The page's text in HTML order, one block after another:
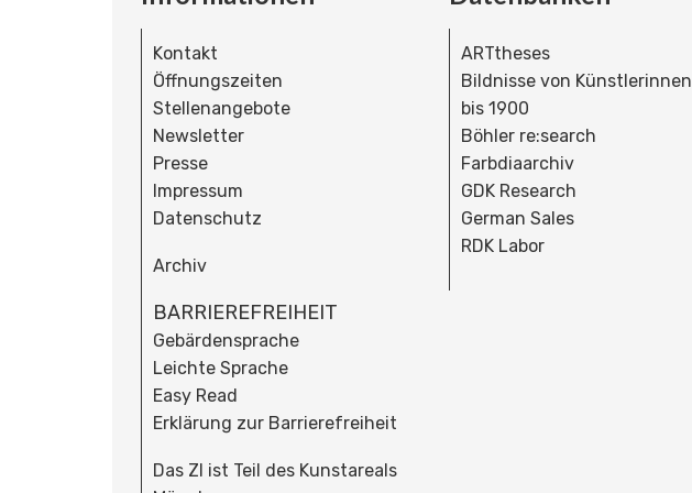
Kontakt
Öffnungszeiten
Stellenangebote
Newsletter
Presse
Impressum
Datenschutz
Archiv
BARRIEREFREIHEIT
Gebärdensprache
Leichte Sprache
Easy Read
Erklärung zur Barrierefreiheit
Das ZI ist Teil des Kunstareals
ARTtheses
Bildnisse von Künstlerinnen
bis 1900
Böhler re:search
Farbdiaarchiv
GDK Research
German Sales
RDK Labor